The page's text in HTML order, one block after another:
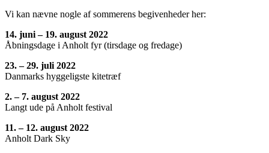
Vi kan nævne nogle af sommerens begivenheder her:
14. juni – 19. august 2022
Åbningsdage i Anholt fyr (tirsdage og fredage)
23. – 29. juli 2022
Danmarks hyggeligste kitetræf
2. – 7. august 2022
Langt ude på Anholt festival
11. – 12. august 2022
Anholt Dark Sky